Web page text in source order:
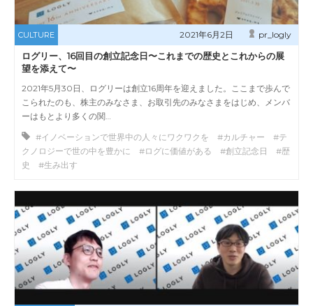
お問い合わせ
CULTURE 2021年6月2日 pr_logly
ログリー、16回目の創立記念日〜これまでの歴史とこれからの展
望を添えて〜
2021年5月30日、ログリーは創立16周年を迎えました。ここまで歩んで
こられたのも、株主のみなさま、お取引先のみなさまをはじめ、メンバ
ーはもとより多くの関…
#イノベーションで世界中の人々にワクワクを #カルチャー #テ
クノロジーで世の中を豊かに #ログに価値がある #創立記念日 #歴
史 #生み出す